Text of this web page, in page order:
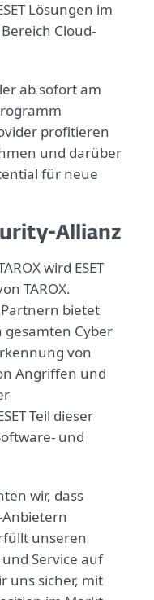
Lösungen im
Cloud-
ab sofort am
profitieren
und darüber
für neue
Allianz
wird ESET
TAROX.
bietet
gesamten Cyber
von
Angriffen und
Teil dieser
und
wir, dass
Anbietern
unseren
Service auf
uns sicher, mit